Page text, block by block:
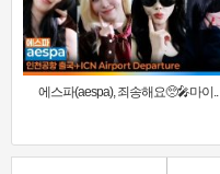
에스파(aespa), 죄송해요🥺🎤마이..